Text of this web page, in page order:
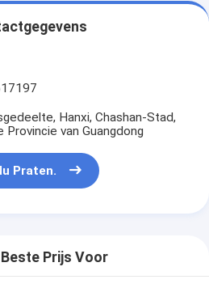
Hanxi, Chashan-Stad,
Provincie van Guangdong
Praten.
Beste Prijs Voor